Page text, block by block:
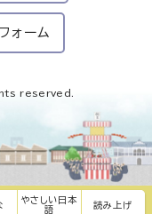
やさしい日本
語
読み上げ
ォーム
reserved.